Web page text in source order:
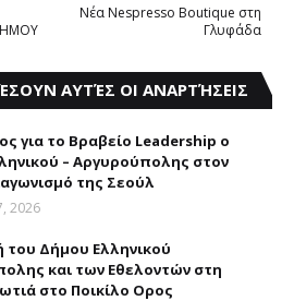
Νέα Nespresso Boutique στη
Γλυφάδα
ΑΥΤΈΣ ΟΙ ΑΝΑΡΤΉΣΕΙΣ
για το Bραβείο Leadership ο
– Αργυρούπολης στον
της Σεούλ
2026
του Δήμου Eλληνικού
και των Eθελοντών στη
στο Ποικίλο Oρος